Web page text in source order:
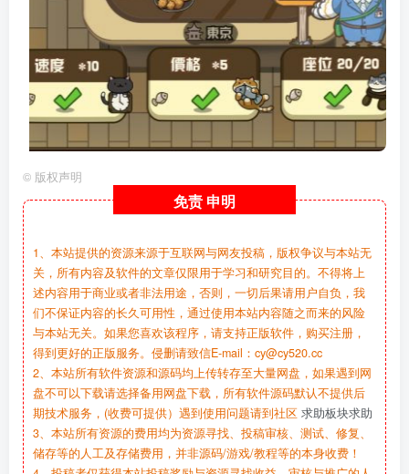
© 版权声明
免责 申明
1、本站提供的资源来源于互联网与网友投稿，版权争议与本站无
关，所有内容及软件的文章仅限用于学习和研究目的。不得将上
述内容用于商业或者非法用途，否则，一切后果请用户自负，我
们不保证内容的长久可用性，通过使用本站内容随之而来的风险
与本站无关。如果您喜欢该程序，请支持正版软件，购买注册，
得到更好的正版服务。侵删请致信E-mail：cy@cy520.cc
2、本站所有软件资源和源码均上传转存至大量网盘，如果遇到网
盘不可以下载请选择备用网盘下载，所有软件源码默认不提供后
期技术服务，(收费可提供）遇到使用问题请到社区 求助板块求助
3、本站所有资源的费用均为资源寻找、投稿审核、测试、修复、
储存等的人工及存储费用，并非源码/游戏/教程等的本身收费！